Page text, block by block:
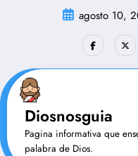
agosto 10,
Diosnosguia
Pagina informativa que
palabra de Dios.